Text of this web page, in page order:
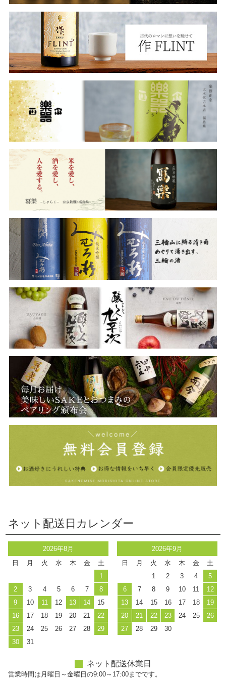
ネット配送日カレンダー
2026年8月
日
月 火 水 木 金
土
1
2
3 4 5 6 7
8
9
10 11 12 13 14
15
16
17 18 19 20 21
22
23
24 25 26 27 28
29
30
31
2026年9月
日
月 火 水 木 金
土
1
2 3 4
5
6
7 8 9 10 11
12
13
14 15 16 17 18
19
20
21 22 23 24 25
26
27
28 29 30
ネット配送休業日
営業時間は月曜日～金曜日の9:00～17:00までです。